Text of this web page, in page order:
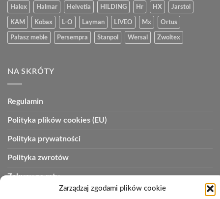
Zarządzaj zgodami plików cookie
Halex Halmar Helvetia HILDING Hr HX Jarstol
KAM Kobax L-O Layman LIVEO Mx Ortus
Pałasz meble Persempra Stanpol Wersal Zwoltex
NA SKRÓTY
Regulamin
Polityka plików cookies (EU)
Polityka prywatności
Polityka zwrotów
Zakupy na raty